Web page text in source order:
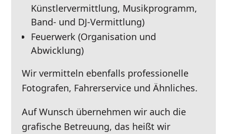
Künstlervermittlung, Musikprogramm,
Band- und DJ-Vermittlung)
Feuerwerk (Organisation und
Abwicklung)
Wir vermitteln ebenfalls professionelle
Fotografen, Fahrerservice und Ähnliches.
Auf Wunsch übernehmen wir auch die
grafische Betreuung, das heißt wir